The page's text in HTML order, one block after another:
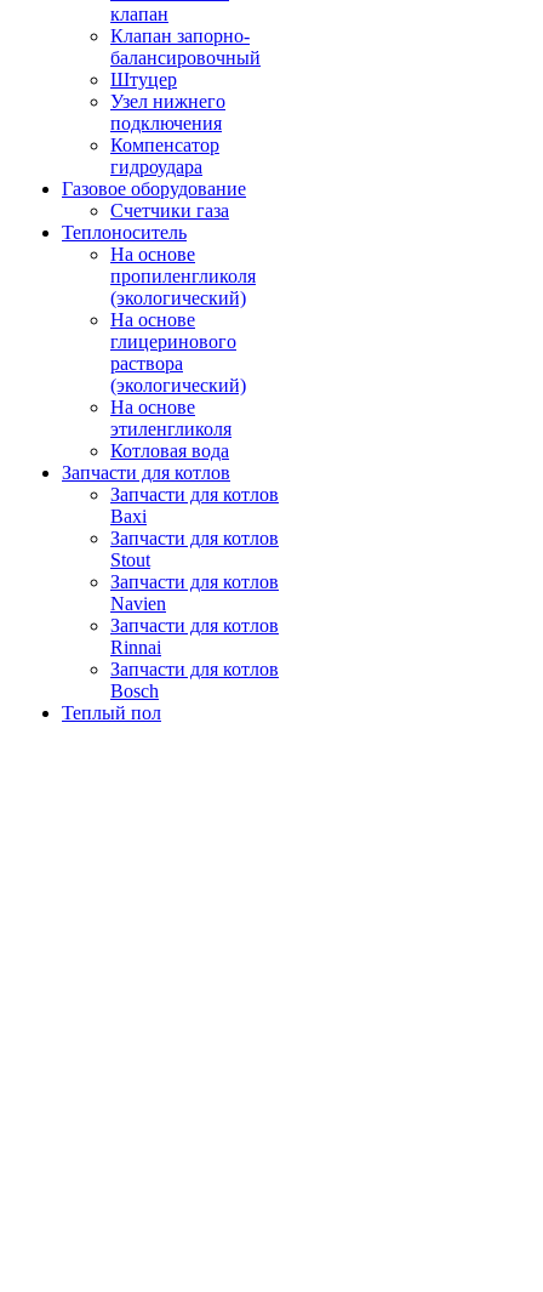
клапан
Клапан запорно-
балансировочный
Штуцер
Узел нижнего
подключения
Компенсатор
гидроудара
Газовое оборудование
Счетчики газа
Теплоноситель
На основе
пропиленгликоля
(экологический)
На основе
глицеринового
раствора
(экологический)
На основе
этиленгликоля
Котловая вода
Запчасти для котлов
Запчасти для котлов
Baxi
Запчасти для котлов
Stout
Запчасти для котлов
Navien
Запчасти для котлов
Rinnai
Запчасти для котлов
Bosch
Теплый пол